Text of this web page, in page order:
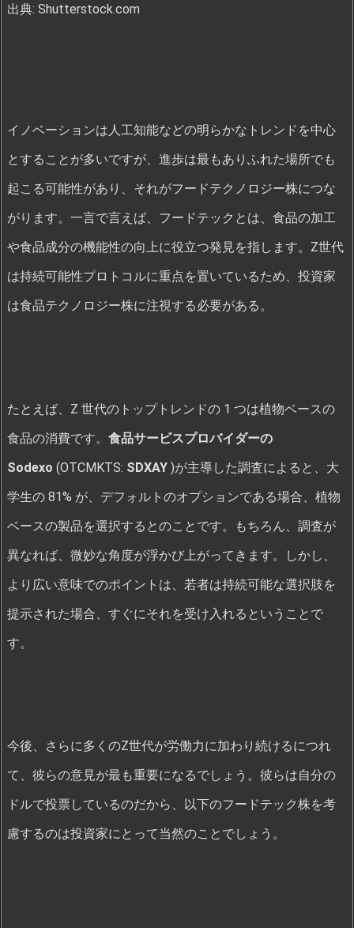
出典: Shutterstock.com
イノベーションは人工知能などの明らかなトレンドを中心
とすることが多いですが、進歩は最もありふれた場所でも
起こる可能性があり、それがフードテクノロジー株につな
がります。一言で言えば、フードテックとは、食品の加工
や食品成分の機能性の向上に役立つ発見を指します。Z世代
は持続可能性プロトコルに重点を置いているため、投資家
は食品テクノロジー株に注視する必要がある。
たとえば、Z 世代のトップトレンドの 1 つは植物ベースの
食品の消費です。 食品サービスプロバイダーの
Sodexo (OTCMKTS: SDXAY )が主導した調査によると、大
学生の 81% が、デフォルトのオプションである場合、植物
ベースの製品を選択するとのことです。もちろん、調査が
異なれば、微妙な角度が浮かび上がってきます。しかし、
より広い意味でのポイントは、若者は持続可能な選択肢を
提示された場合、すぐにそれを受け入れるということで
す。
今後、さらに多くのZ世代が労働力に加わり続けるにつれ
て、彼らの意見が最も重要になるでしょう。彼らは自分の
ドルで投票しているのだから、以下のフードテック株を考
慮するのは投資家にとって当然のことでしょう。